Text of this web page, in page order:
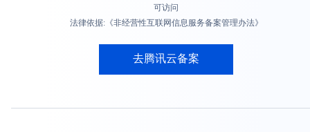
可访问
法律依据:《非经营性互联网信息服务备案管理办法》
去腾讯云备案